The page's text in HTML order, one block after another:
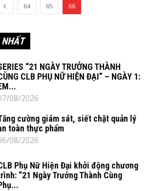
64 65 66
“21 NGÀY TRƯỞNG THÀNH
CLB PHỤ NỮ HIỆN ĐẠI” – NGÀY 1:
08/2026
cường giám sát, siết chặt quản lý
toàn thực phẩm
08/2026
Phụ Nữ Hiện Đại khởi động chương
“21 Ngày Trưởng Thành Cùng